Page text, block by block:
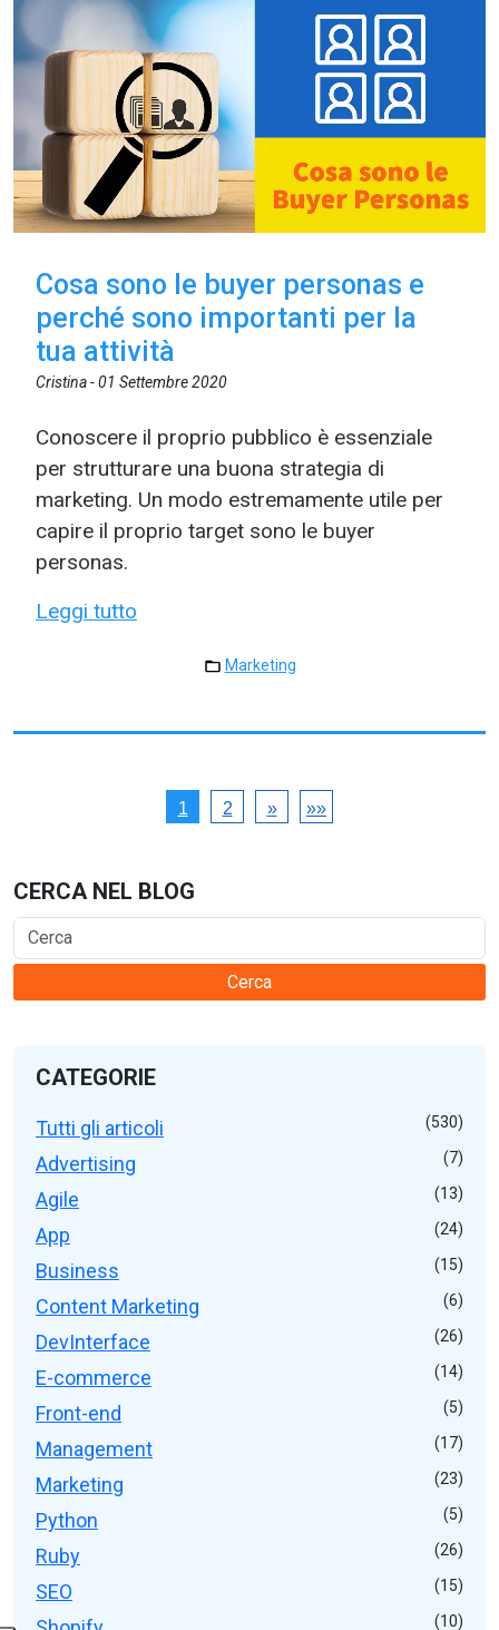
Cosa sono le buyer personas e
perché sono importanti per la
tua attività
Cristina -01 Settembre 2020
Conoscere il proprio pubblico è essenziale
per strutturare una buona strategia di
marketing. Un modo estremamente utile per
capire il proprio target sono le buyer
personas.
Leggi tutto
Marketing
1 2 » »»
CERCA NEL BLOG
Cerca
CATEGORIE
Tutti gli articoli (530)
Advertising (7)
Agile (13)
App (24)
Business (15)
Content Marketing (6)
DevInterface (26)
E-commerce (14)
Front-end (5)
Management (17)
Marketing (23)
Python (5)
Ruby (26)
SEO (15)
(10)